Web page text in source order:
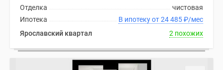
чистовая
Отделка
В ипотеку от 24 485₽/мес
Ипотека
Ярославский квартал
2 похожих